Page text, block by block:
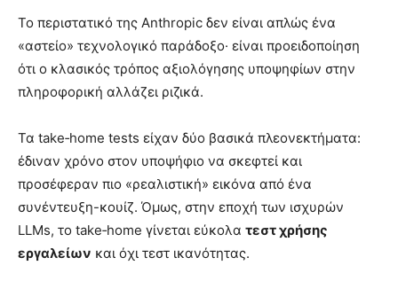
Το περιστατικό της Anthropic δεν είναι απλώς ένα
«αστείο» τεχνολογικό παράδοξο· είναι προειδοποίηση
ότι ο κλασικός τρόπος αξιολόγησης υποψηφίων στην
πληροφορική αλλάζει ριζικά.
Τα take‑home tests είχαν δύο βασικά πλεονεκτήματα:
έδιναν χρόνο στον υποψήφιο να σκεφτεί και
προσέφεραν πιο «ρεαλιστική» εικόνα από ένα
συνέντευξη-κουίζ. Όμως, στην εποχή των ισχυρών
LLMs, το take‑home γίνεται εύκολα τεστ χρήσης
εργαλείων και όχι τεστ ικανότητας.